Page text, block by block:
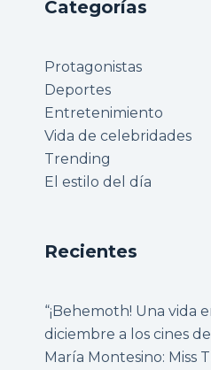
Categorías
Protagonistas
Deportes
Entretenimiento
Vida de celebridades
Trending
El estilo del día
Recientes
“¡Behemoth! Una vida
diciembre a los cines
María Montesino: Miss